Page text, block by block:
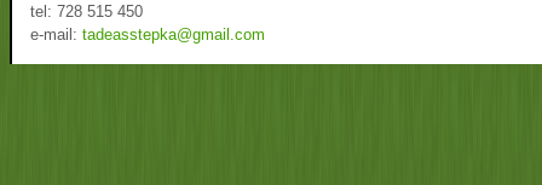
tel: 728 515 450
e-mail: tadeasstepka@gmail.com